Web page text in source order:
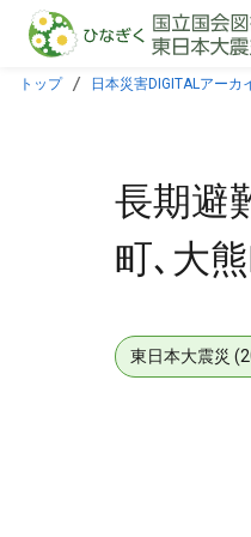
本文に飛ぶ
トップ 日本災害DIGITALアー
長期避
町､大
東日本大震災